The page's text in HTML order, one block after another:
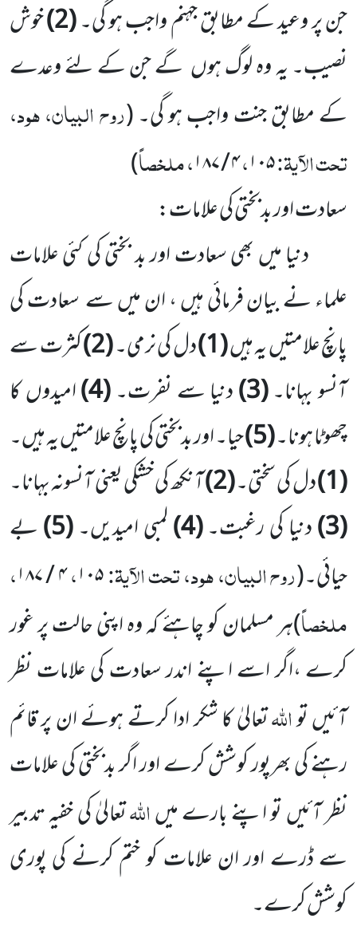
جن پر وعید کے مطابق جہنم واجب ہو گی۔(2) خوش
نصیب۔ یہ وہ لوگ ہوں گے جن کے لئے وعدے
کے مطابق جنت واجب ہو گی۔(روح البیان، ہود،
تحت الآیۃ:۱۰۵،۴ / ۱۸۷ ، ملخصاً)
سعادت اور بدبختی کی علامات:
دنیا میں بھی سعادت اور بد بختی کی کئی علامات
علماء نے بیان فرمائی ہیں ، ان میں سے سعادت کی
پانچ علامتیں یہ ہیں(1) دل کی نرمی۔(2) کثرت سے
آنسو بہانا۔(3) دنیا سے نفرت۔(4)
امیدوں کا
چھوٹا ہونا۔(5) حیا۔ اور بدبختی کی پانچ علامتیں یہ ہیں۔
(1) دل کی سختی۔(2) آنکھ کی خشکی یعنی آنسونہ بہانا۔
(3)
دنیا کی رغبت۔(4) لمبی امیدیں۔(5)
بے
حیائی۔(روح البیان، ہود، تحت الآیۃ:۱۰۵،۴ / ۱۸۷
،
ملخصاً)ہر مسلمان کو چاہئے کہ وہ اپنی حالت پر غور
کرے ،اگر اسے اپنے اندر سعادت کی علامات نظر
آئیں تواللہتعالیٰ کا شکر ادا کرتے ہوئے ان پر قائم
رہنے کی بھرپور کوشش کرے اور اگر بدبختی کی علامات
نظر آئیں تو اپنے بارے میںاللہتعالیٰ کی خفیہ تدبیر
سے ڈرے اور ان علامات کو ختم کرنے کی پوری
کوشش کرے۔